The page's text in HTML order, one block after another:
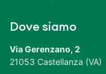
Dove siamo
Via Gerenzano, 2
21053 Castellanza (VA)